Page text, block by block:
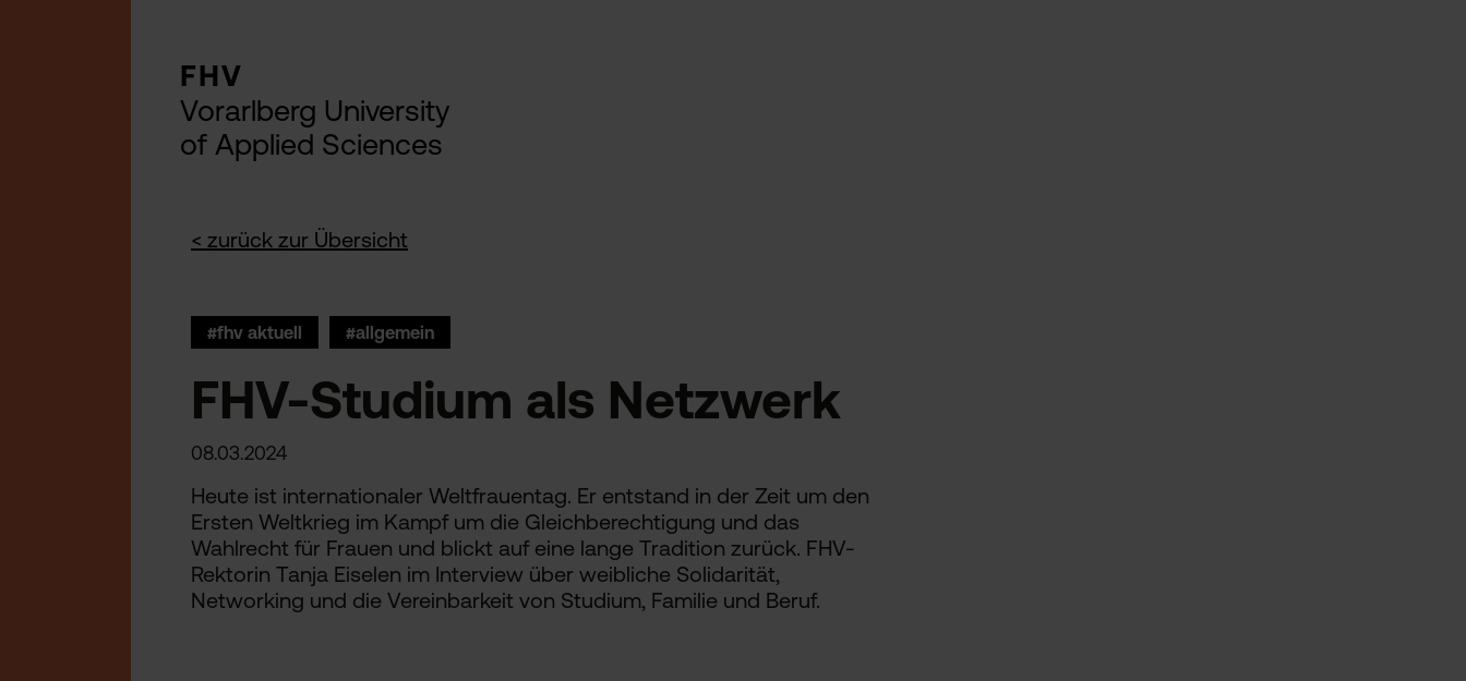
FHV
Vorarlberg University
of Applied Sciences
< zurück zur Übersicht
#fhv aktuell #allgemein
FHV-Studium als Netzwerk
08.03.2024
Heute ist internationaler Weltfrauentag. Er entstand in der Zeit um den
Ersten Weltkrieg im Kampf um die Gleichberechtigung und das
Wahlrecht für Frauen und blickt auf eine lange Tradition zurück. FHV-
Rektorin Tanja Eiselen im Interview über weibliche Solidarität,
Networking und die Vereinbarkeit von Studium, Familie und Beruf.